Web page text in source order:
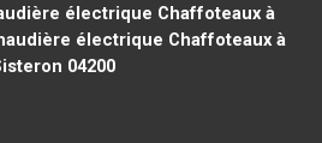
électrique Chaffoteaux à
électrique Chaffoteaux à
04200